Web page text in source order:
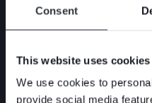
Consent
This website uses cookies
We use cookies to
provide social media
för att lära sig mer
utveckla och tillverka
använder en